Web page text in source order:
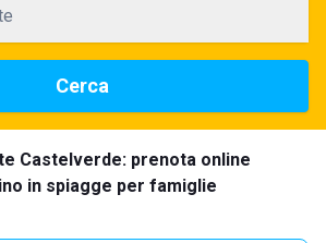
Cerca
Castelverde: prenota online
in spiagge per famiglie